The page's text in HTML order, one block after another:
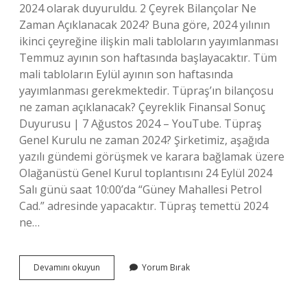
2024 olarak duyuruldu. 2 Çeyrek Bilançolar Ne
Zaman Açıklanacak 2024? Buna göre, 2024 yılının
ikinci çeyreğine ilişkin mali tabloların yayımlanması
Temmuz ayının son haftasında başlayacaktır. Tüm
mali tabloların Eylül ayının son haftasında
yayımlanması gerekmektedir. Tüpraş’ın bilançosu
ne zaman açıklanacak? Çeyreklik Finansal Sonuç
Duyurusu | 7 Ağustos 2024 – YouTube. Tüpraş
Genel Kurulu ne zaman 2024? Şirketimiz, aşağıda
yazılı gündemi görüşmek ve karara bağlamak üzere
Olağanüstü Genel Kurul toplantısını 24 Eylül 2024
Salı günü saat 10:00’da “Güney Mahallesi Petrol
Cad.” adresinde yapacaktır. Tüpraş temettü 2024
ne…
Devamını okuyun
Bilanço
Yorum Bırak